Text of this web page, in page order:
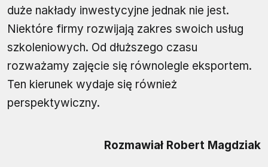
duże nakłady inwestycyjne jednak nie jest.
Niektóre firmy rozwijają zakres swoich usług
szkoleniowych. Od dłuższego czasu
rozważamy zajęcie się równolegle eksportem.
Ten kierunek wydaje się również
perspektywiczny.
Rozmawiał Robert Magdziak